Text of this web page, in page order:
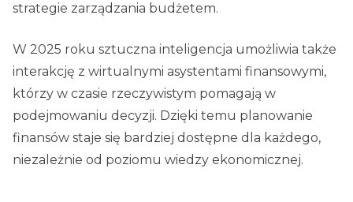
strategie zarządzania budżetem.
W 2025 roku sztuczna inteligencja umożliwia także
interakcję z wirtualnymi asystentami finansowymi,
którzy w czasie rzeczywistym pomagają w
podejmowaniu decyzji. Dzięki temu planowanie
finansów staje się bardziej dostępne dla każdego,
niezależnie od poziomu wiedzy ekonomicznej.